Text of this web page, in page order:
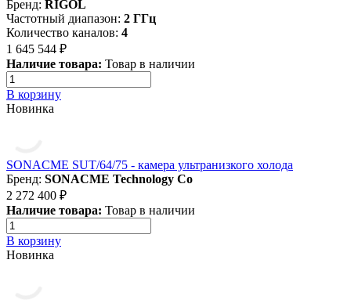
Бренд: RIGOL
Частотный диапазон: 2 ГГц
Количество каналов: 4
1 645 544 ₽
Наличие товара: Товар в наличии
В корзину
Новинка
SONACME SUT/64/75 - камера ультранизкого холода
Бренд: SONACME Technology Co
2 272 400 ₽
Наличие товара: Товар в наличии
В корзину
Новинка